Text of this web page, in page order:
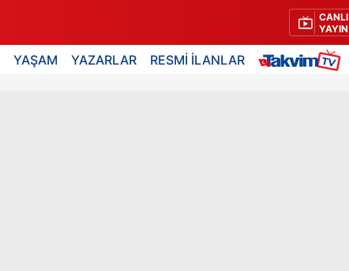
CANLI
YAYIN
YAŞAM YAZARLAR RESMİ İLANLAR